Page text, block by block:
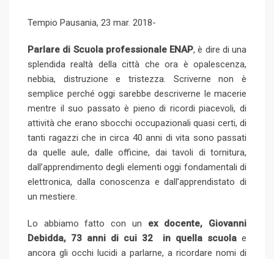
e
d
n
U
p
o
n
s
t
d
t
r
v
i
a
E
m
a
i
l
n
Tempio Pausania, 23 mar. 2018-
Parlare di Scuola professionale ENAP, è dire di una
splendida realtà della città che ora è opalescenza,
nebbia, distruzione e tristezza. Scriverne non è
semplice perché oggi sarebbe descriverne le macerie
mentre il suo passato è pieno di ricordi piacevoli, di
attività che erano sbocchi occupazionali quasi certi, di
tanti ragazzi che in circa 40 anni di vita sono passati
da quelle aule, dalle officine, dai tavoli di tornitura,
dall’apprendimento degli elementi oggi fondamentali di
elettronica, dalla conoscenza e dall’apprendistato di
un mestiere.
Lo abbiamo fatto con un ex docente, Giovanni
Debidda, 73 anni di cui 32 in quella scuola e
ancora gli occhi lucidi a parlarne, a ricordare nomi di